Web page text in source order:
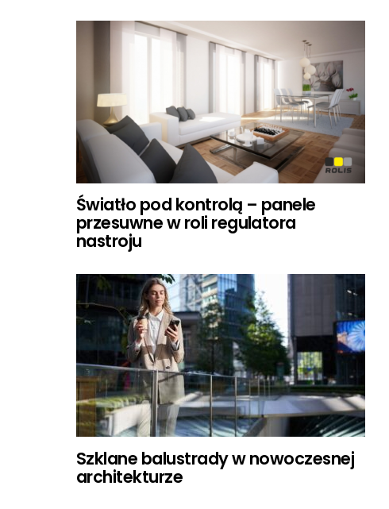
Światło pod kontrolą – panele
przesuwne w roli regulatora
nastroju
Szklane balustrady w nowoczesnej
architekturze